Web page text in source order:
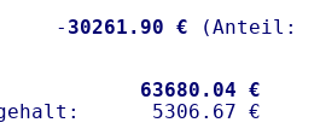
- 30261.90 €
63680.04 €